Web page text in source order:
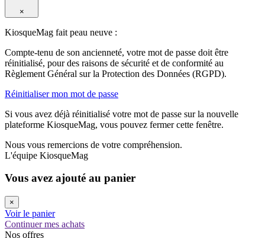
×
KiosqueMag fait peau neuve :
Compte-tenu de son ancienneté, votre mot de passe doit être
réinitialisé, pour des raisons de sécurité et de conformité au
Règlement Général sur la Protection des Données (RGPD).
Réinitialiser mon mot de passe
Si vous avez déjà réinitialisé votre mot de passe sur la nouvelle
plateforme KiosqueMag, vous pouvez fermer cette fenêtre.
Nous vous remercions de votre compréhension.
L'équipe KiosqueMag
Vous avez ajouté au panier
×
Voir le panier
Continuer mes achats
Nos offres